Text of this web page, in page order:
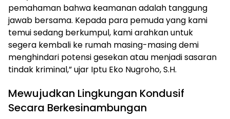
pemahaman bahwa keamanan adalah tanggung
jawab bersama. Kepada para pemuda yang kami
temui sedang berkumpul, kami arahkan untuk
segera kembali ke rumah masing-masing demi
menghindari potensi gesekan atau menjadi sasaran
tindak kriminal,” ujar Iptu Eko Nugroho, S.H.
Mewujudkan Lingkungan Kondusif
Secara Berkesinambungan